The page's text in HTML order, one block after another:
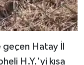
Hatay İl
H.Y.'yi kısa